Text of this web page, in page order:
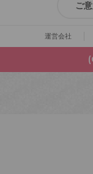
ご
運営会社